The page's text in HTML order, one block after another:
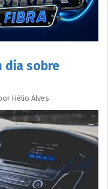
dia sobre
Hélio Alves